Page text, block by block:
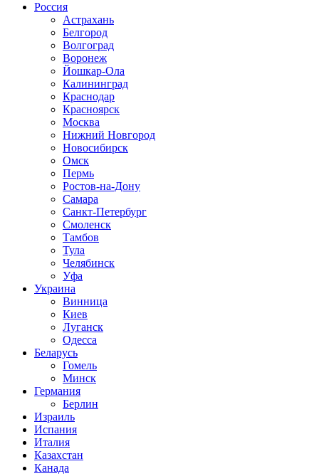
Россия
Астрахань
Белгород
Волгоград
Воронеж
Йошкар-Ола
Калининград
Краснодар
Красноярск
Москва
Нижний Новгород
Новосибирск
Омск
Пермь
Ростов-на-Дону
Самара
Санкт-Петербург
Смоленск
Тамбов
Тула
Челябинск
Уфа
Украина
Винница
Киев
Луганск
Одесса
Беларусь
Гомель
Минск
Германия
Берлин
Израиль
Испания
Италия
Казахстан
Канада